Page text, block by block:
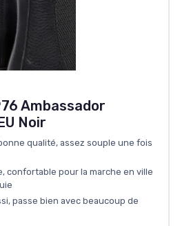
Ambassador
Noir
qualité, assez souple une fois
confortable pour la marche en ville
passe bien avec beaucoup de